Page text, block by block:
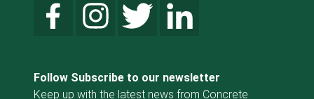
Follow Subscribe to our newsletter
Keep up with the latest news from Concrete